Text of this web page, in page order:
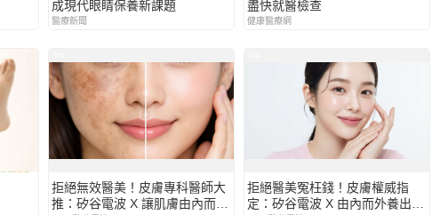
成現代眼睛保養新課題
醫療新聞
盡快就醫檢查
健康醫療網
拒絕無效醫美！皮膚專科醫師大
推：矽谷電波 X 讓肌膚由內而外
拒絕醫美冤枉錢！皮膚權威指
定：矽谷電波 X 由內而外養出逆